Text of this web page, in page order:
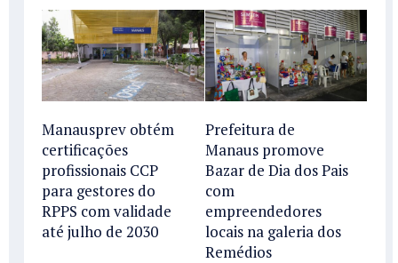
Manausprev obtém
certificações
profissionais CCP
para gestores do
RPPS com validade
até julho de 2030
Prefeitura de
Manaus promove
Bazar de Dia dos Pais
com
empreendedores
locais na galeria dos
Remédios